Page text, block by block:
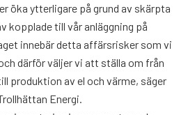
öka ytterligare på grund av skärpta
kopplade till vår anläggning på
innebär detta affärsrisker som vi
därför väljer vi att ställa om från
produktion av el och värme, säger
Energi.